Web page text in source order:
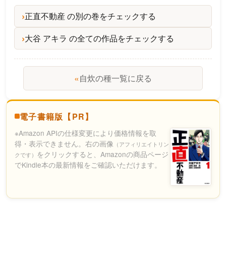
正直不動産 の別の巻をチェックする
大谷 アキラ の全ての作品をチェックする
«自炊の種一覧に戻る
電子書籍版【PR】
※Amazon APIの仕様変更により価格情報を取
得・表示できません。右の画像 （アフィリエイトリン
クです） をクリックすると、Amazonの商品ページ
でKindle本の最新情報をご確認いただけます。